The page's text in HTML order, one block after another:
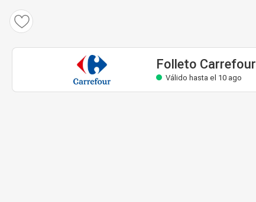
Folleto Carrefour
Válido hasta el 10 ago